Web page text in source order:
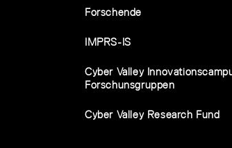
Forschende
IMPRS-IS
Cyber Valley
Forschunsgruppen
Cyber Valley Research Fund